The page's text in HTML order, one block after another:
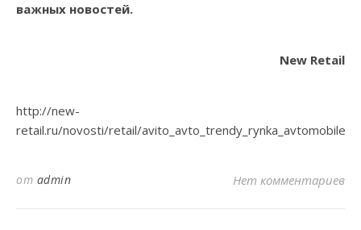
важных новостей.
New Retail
http://new-
retail.ru/novosti/retail/
от admin Нет комментариев